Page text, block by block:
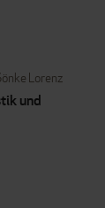
Lorenz
und